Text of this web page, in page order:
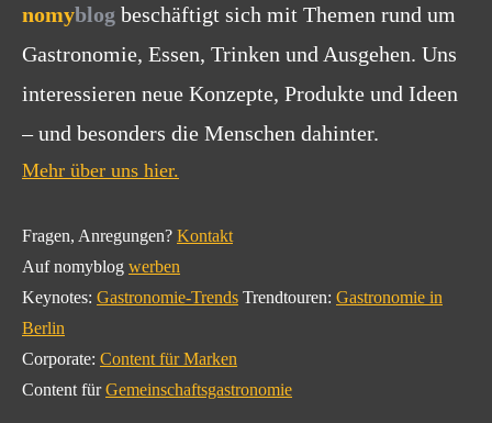
nomyblog beschäftigt sich mit Themen rund um
Gastronomie, Essen, Trinken und Ausgehen. Uns
interessieren neue Konzepte, Produkte und Ideen
– und besonders die Menschen dahinter.
Mehr über uns hier.
Fragen, Anregungen? Kontakt
Auf nomyblog werben
Keynotes: Gastronomie-Trends Trendtouren: Gastronomie in
Berlin
Corporate: Content für Marken
Content fürGemeinschaftsgastronomie